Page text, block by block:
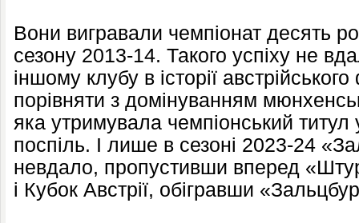
Вони вигравали чемпіонат десять
сезону 2013-14. Такого успіху не
іншому клубу в історії
порівняти з домінуванням
яка утримувала чемпіонський титул
поспіль. І лише в сезоні 2023-24
невдало, пропустивши вперед
і Кубок Австрії, обігравши